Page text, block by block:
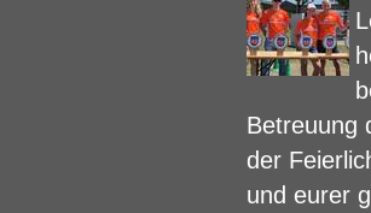
Betreuung
der
und eurer